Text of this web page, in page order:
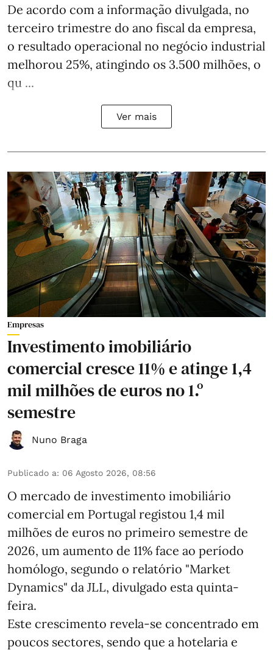
De acordo com a informação divulgada, no
terceiro trimestre do ano fiscal da empresa,
o resultado operacional no negócio industrial
melhorou 25%, atingindo os 3.500 milhões, o
qu ...
Ver mais
Empresas
Investimento imobiliário
comercial cresce 11% e atinge 1,4
mil milhões de euros no 1.º
semestre
Nuno Braga
Publicado a: 06 Agosto 2026, 08:56
O mercado de investimento imobiliário
comercial em Portugal registou 1,4 mil
milhões de euros no primeiro semestre de
2026, um aumento de 11% face ao período
homólogo, segundo o relatório "Market
Dynamics" da JLL, divulgado esta quinta-
feira.
Este crescimento revela-se concentrado em
poucos sectores, sendo que a hotelaria e